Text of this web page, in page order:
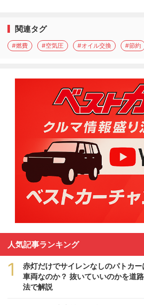
関連タグ
#燃費 #空気圧 #オイル交換 #節約
人気記事ランキング
1
赤灯だけでサイレンなしのパトカー
車両なのか？ 抜いていいのかを道
法で解説